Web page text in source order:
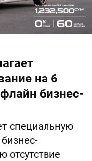
на 6
бизнес-
специальную
отсутствие